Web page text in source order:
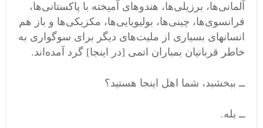
آلمانی‌ها، برزیلی‌ها، هندوهای آمیخته با پاکستانی‌ها،
فرانسوی‌ها، چینی‌ها، بولیویایی‌ها، مکزیکی‌ها و باز هم
انسانهای بسیاری از ملیت‌های دیگر برای سوگواری به
خاطر قربانیان بمباران اتمی [در اینجا] گرد آمده‌اند.
ــ ببخشبد، شما اهل اینجا هستید؟
ــ بله.